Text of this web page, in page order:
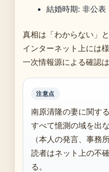
結婚時期: 非公表
真相は「わからない」
インターネット上には
一次情報源による確認
注意点
南原清隆の妻に関する
すべて憶測の域を出
（本人の発言、事務
読者はネット上の不
る。